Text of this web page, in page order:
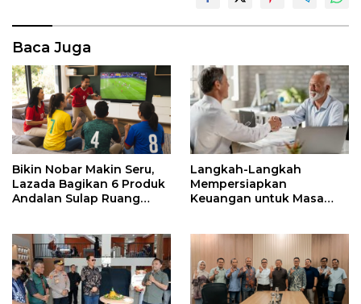
Baca Juga
Bikin Nobar Makin Seru,
Lazada Bagikan 6 Produk
Andalan Sulap Ruang
Langkah-Langkah
Mempersiapkan
Keuangan untuk Masa